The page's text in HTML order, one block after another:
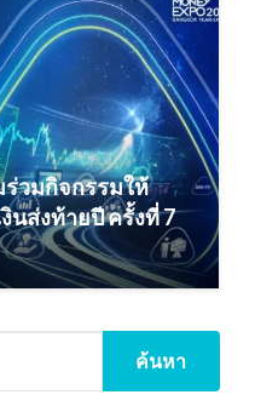
ร่วมกิจกรรมให้
นส่งท้ายปี ครั้งที่ 7